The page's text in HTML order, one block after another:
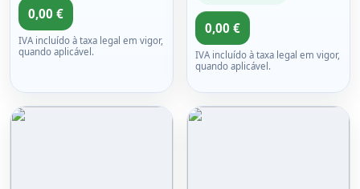
0,00 €
IVA incluído à taxa legal em vigor,
quando aplicável.
0,00 €
IVA incluído à taxa legal em vigor,
quando aplicável.